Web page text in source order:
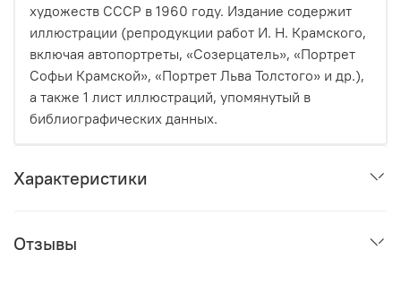
художеств СССР в 1960 году. Издание содержит
иллюстрации (репродукции работ И. Н. Крамского,
включая автопортреты, «Созерцатель», «Портрет
Софьи Крамской», «Портрет Льва Толстого» и др.),
а также 1 лист иллюстраций, упомянутый в
библиографических данных.
Характеристики
Отзывы